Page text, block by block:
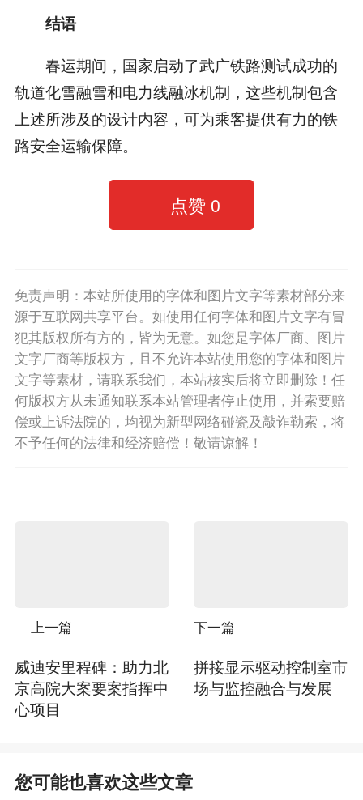
结语
春运期间，国家启动了武广铁路测试成功的
轨道化雪融雪和电力线融冰机制，这些机制包含
上述所涉及的设计内容，可为乘客提供有力的铁
路安全运输保障。
点赞 0
免责声明：本站所使用的字体和图片文字等素材部分来
源于互联网共享平台。如使用任何字体和图片文字有冒
犯其版权所有方的，皆为无意。如您是字体厂商、图片
文字厂商等版权方，且不允许本站使用您的字体和图片
文字等素材，请联系我们，本站核实后将立即删除！任
何版权方从未通知联系本站管理者停止使用，并索要赔
偿或上诉法院的，均视为新型网络碰瓷及敲诈勒索，将
不予任何的法律和经济赔偿！敬请谅解！
上一篇
威迪安里程碑：助力北
京高院大案要案指挥中
心项目
下一篇
拼接显示驱动控制室市
场与监控融合与发展
您可能也喜欢这些文章